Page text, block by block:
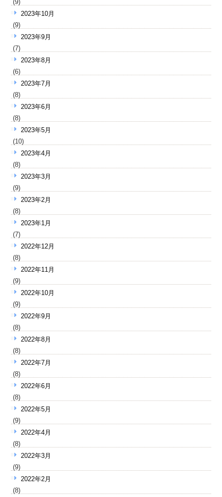
(9)
2023年10月
(9)
2023年9月
(7)
2023年8月
(6)
2023年7月
(8)
2023年6月
(8)
2023年5月
(10)
2023年4月
(8)
2023年3月
(9)
2023年2月
(8)
2023年1月
(7)
2022年12月
(8)
2022年11月
(9)
2022年10月
(9)
2022年9月
(8)
2022年8月
(8)
2022年7月
(8)
2022年6月
(8)
2022年5月
(9)
2022年4月
(8)
2022年3月
(9)
2022年2月
(8)